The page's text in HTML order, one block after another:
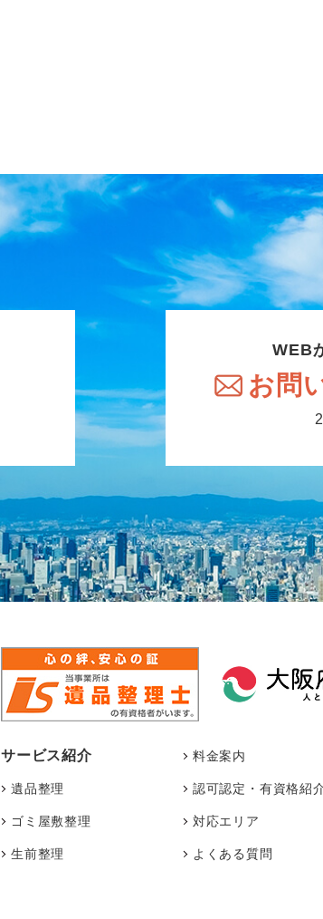
WEB
お問
サービス紹介
遺品整理
ゴミ屋敷整理
生前整理
料金案内
認可認定・有資格紹
対応エリア
よくある質問